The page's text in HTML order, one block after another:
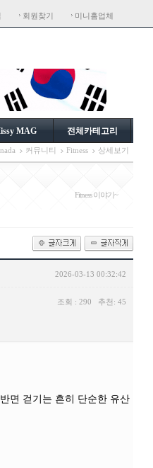
회원찾기 미니홈업체
MAG 전체카테고리
커뮤니티 Fitness 상세보기
Fitness 이야기~
2026-03-13 00:32:42
조회 : 290 추천: 45
면 걷기는 흔히 단순한 유산